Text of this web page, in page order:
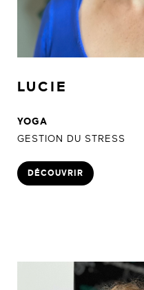
LUCIE
YOGA
GESTION DU STRESS
DÉCOUVRIR